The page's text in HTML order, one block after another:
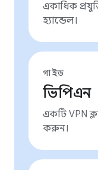
একাধিক
হ্যান্ডেল।
গাইড
ভিপিএন
একটি VPN
করুন।